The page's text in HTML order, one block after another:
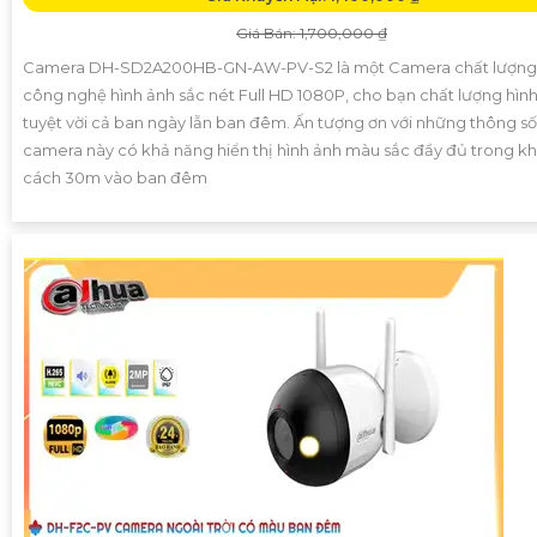
Giá Bán: 1,700,000 ₫
Camera DH-SD2A200HB-GN-AW-PV-S2 là một Camera chất
công nghệ hình ảnh sắc nét Full HD 1080P, cho bạn chất lượng
tuyệt vời cả ban ngày lẫn ban đêm. Ấn tượng ơn với những thông
camera này có khả năng hiển thị hình ảnh màu sắc đầy đủ trong
cách 30m vào ban đêm